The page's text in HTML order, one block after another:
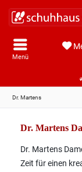
Menü
Dr. Martens
Dr. Martens
Dr. Martens
Zeit für einen